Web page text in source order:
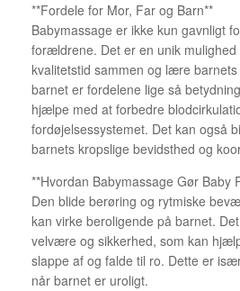
**Fordele for Mor, Far og Barn**
Babymassage er ikke kun gavnligt
forældrene. Det er en unik mulighed
kvalitetstid sammen og lære
barnet er fordelene lige så
hjælpe med at forbedre
fordøjelsessystemet. Det kan også
barnets kropslige bevidsthed og
**Hvordan Babymassage Gør Baby
Den blide berøring og rytmiske
kan virke beroligende på barnet.
velvære og sikkerhed, som kan
slappe af og falde til ro. Dette er
når barnet er uroligt.